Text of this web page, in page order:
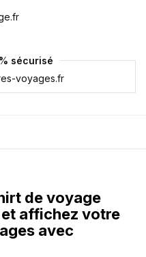
sécurisé
de voyage
affichez votre
avec